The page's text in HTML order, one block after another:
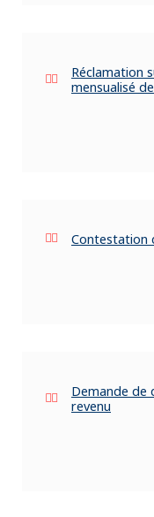
Réclamation
mensualisé
Contestation
Demande de
revenu